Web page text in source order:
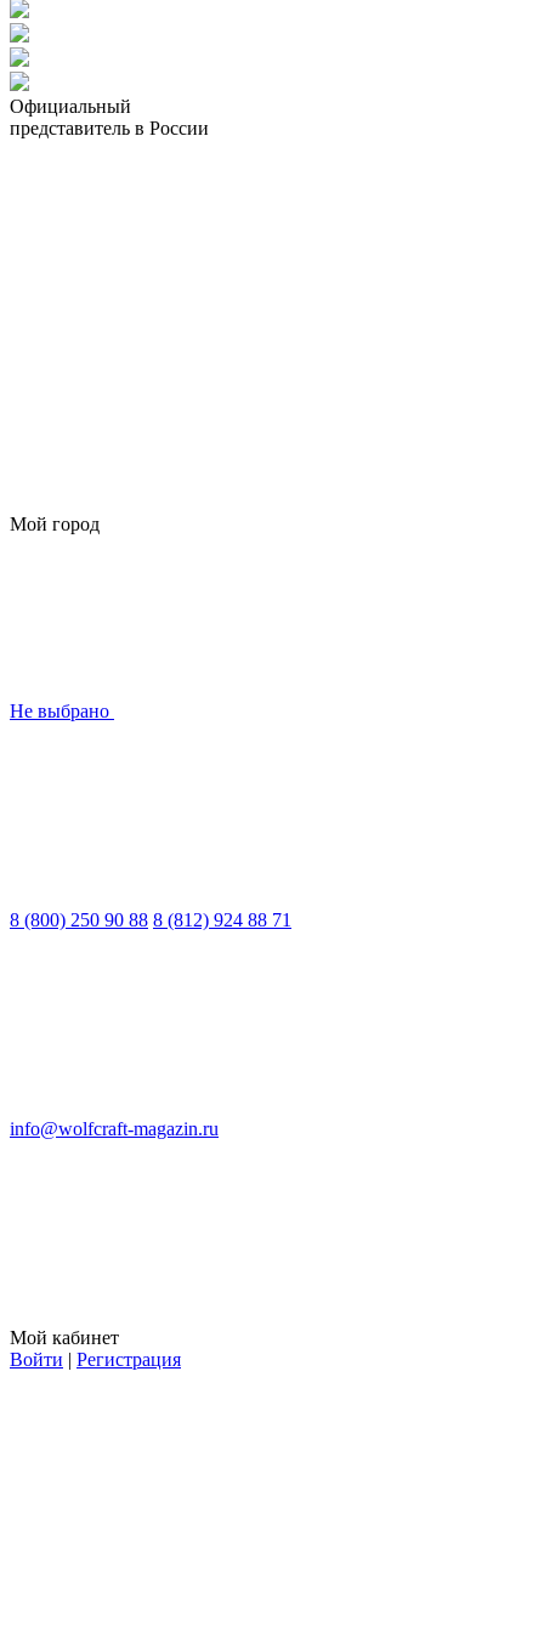
Официальный
представитель в России
Мой город
Не выбрано
8 (800) 250 90 88 8 (812) 924 88 71
info@wolfcraft-magazin.ru
Мой кабинет
Войти | Регистрация